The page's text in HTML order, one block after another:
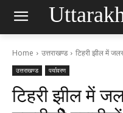
Home उत्तराखण्ड टिहरी झील में
उत्तराखण्ड पर्यावरण
टिहरी झील में